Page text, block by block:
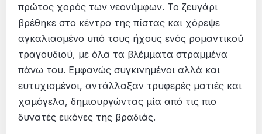
πρώτος χορός των νεονύμφων. Το ζευγάρι
βρέθηκε στο κέντρο της πίστας και χόρεψε
αγκαλιασμένο υπό τους ήχους ενός ρομαντικού
τραγουδιού, με όλα τα βλέμματα στραμμένα
πάνω του. Εμφανώς συγκινημένοι αλλά και
ευτυχισμένοι, αντάλλαξαν τρυφερές ματιές και
χαμόγελα, δημιουργώντας μία από τις πιο
δυνατές εικόνες της βραδιάς.